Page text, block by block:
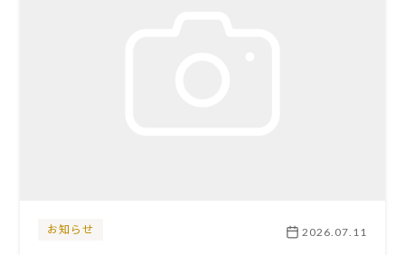
お知らせ 2026.07.11